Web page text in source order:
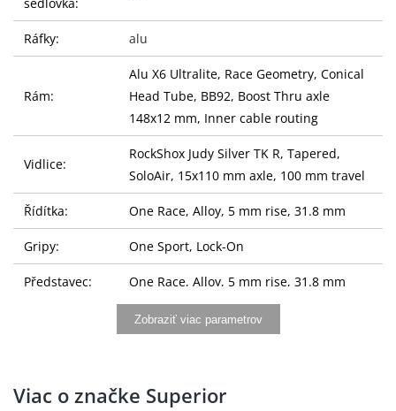
sedlovka:
Ráfky: alu
Rám:
Alu X6 Ultralite, Race Geometry, Conical
Head Tube, BB92, Boost Thru axle
148x12 mm, Inner cable routing
Vidlice:
RockShox Judy Silver TK R, Tapered,
SoloAir, 15x110 mm axle, 100 mm travel
Řídítka: One Race, Alloy, 5 mm rise, 31.8 mm
Gripy: One Sport, Lock-On
Představec: One Race, Alloy, 5 mm rise, 31.8 mm
One Race, Alloy, 27.2 mm
Řazení:
Shimano Deore SL-M5100-IR, RAPIDFIRE
Zobraziť viac parametrov
Viac o značke Superior